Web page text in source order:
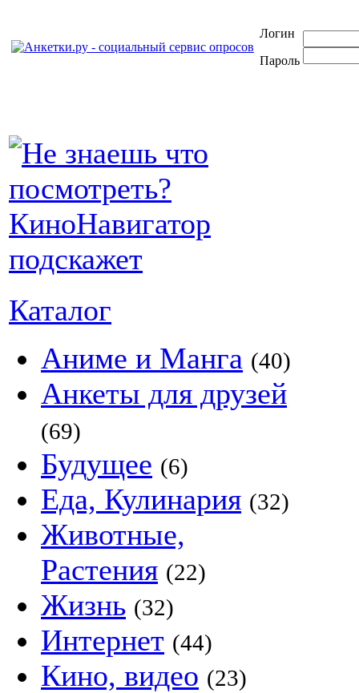
Логин
Пароль
Каталог
Аниме и Манга (40)
Анкеты для друзей
(69)
Будущее (6)
Еда, Кулинария (32)
Животные,
Растения (22)
Жизнь (32)
Интернет (44)
Кино, видео (23)